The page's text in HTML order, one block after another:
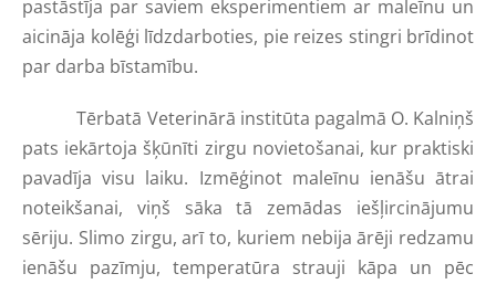
pastāstīja par saviem eksperimentiem ar maleīnu un
aicināja kolēģi līdzdarboties, pie reizes stingri brīdinot
par darba bīstamību.
Tērbatā Veterinārā institūta pagalmā O. Kalniņš
pats iekārtoja šķūnīti zirgu novietošanai, kur praktiski
pavadīja visu laiku. Izmēģinot maleīnu ienāšu ātrai
noteikšanai, viņš sāka tā zemādas iešļircinājumu
sēriju. Slimo zirgu, arī to, kuriem nebija ārēji redzamu
ienāšu pazīmju, temperatūra strauji kāpa un pēc